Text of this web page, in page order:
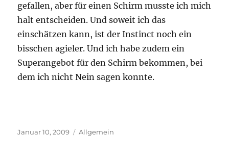
gefallen, aber für einen Schirm musste ich mich
halt entscheiden. Und soweit ich das
einschätzen kann, ist der Instinct noch ein
bisschen agieler. Und ich habe zudem ein
Superangebot für den Schirm bekommen, bei
dem ich nicht Nein sagen konnte.
Veröffentlicht
Januar 10, 2009 Kategorien
Allgemein